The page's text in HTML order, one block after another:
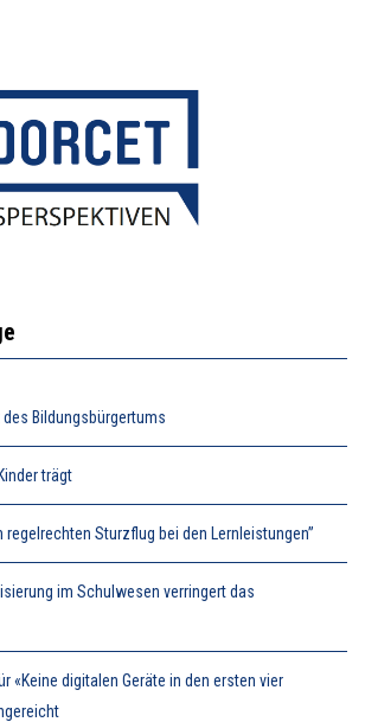
Bildungsbürgertums
trägt
regelrechten Sturzflug bei den Lernleistungen”
im Schulwesen verringert das
«Keine digitalen Geräte in den ersten vier